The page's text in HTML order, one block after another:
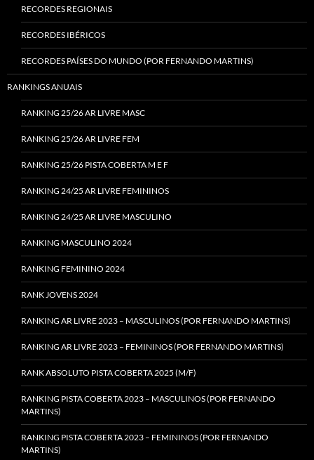
RECORDES REGIONAIS
RECORDES IBÉRICOS
RECORDES PAÍSES DO MUNDO (POR FERNANDO MARTINS)
RANKINGS ANUAIS
RANKING 25/26 AR LIVRE MASC
RANKING 25/26 AR LIVRE FEM
RANKING 25/26 PISTA COBERTA M E F
RANKING 24/25 AR LIVRE FEMININOS
RANKING 24/25 AR LIVRE MASCULINO
RANKING MASCULINO 2024
RANKING FEMININO 2024
RANK JOVENS 2024
RANKING AR LIVRE 2023 – MASCULINOS (POR FERNANDO MARTINS)
RANKING AR LIVRE 2023 – FEMININOS (POR FERNANDO MARTINS)
RANK ABSOLUTO PISTA COBERTA 2025 (M/F)
RANKING PISTA COBERTA 2023 – MASCULINOS (POR FERNANDO
MARTINS)
RANKING PISTA COBERTA 2023 – FEMININOS (POR FERNANDO
MARTINS)